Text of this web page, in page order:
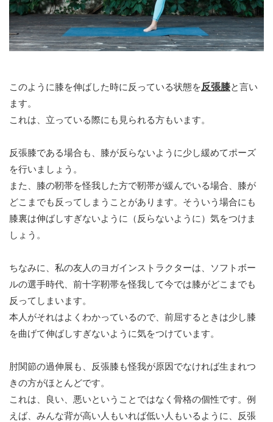
このように膝を伸ばした時に反っている状態を反張膝と言い
ます。
これは、立っている際にも見られる方もいます。
反張膝である場合も、膝が反らないように少し緩めてポーズ
を行いましょう。
また、膝の靭帯を怪我した方で靭帯が緩んでいる場合、膝が
どこまでも反ってしまうことがあります。そういう場合にも
膝裏は伸ばしすぎないように（反らないように）気をつけま
しょう。
ちなみに、私の友人のヨガインストラクターは、ソフトボー
ルの選手時代、前十字靭帯を怪我して今では膝がどこまでも
反ってしまいます。
本人がそれはよくわかっているので、前屈するときは少し膝
を曲げて伸ばしすぎないように気をつけています。
肘関節の過伸展も、反張膝も怪我が原因でなければ生まれつ
きの方がほとんどです。
これは、良い、悪いということではなく骨格の個性です。例
えば、みんな背が高い人もいれば低い人もいるように、反張